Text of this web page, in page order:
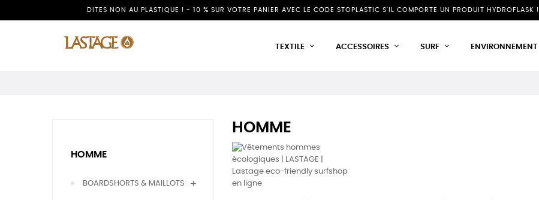
DITES NON AU PLASTIQUE ! - 10 % SUR VOTRE PANIER AVEC LE CODE STOPLASTIC S'IL COMPORTE UN PRODUIT HYDROFLASK !
TEXTILE ACCESSOIRES SURF ENVIRONNEMENT
HOMME
BOARDSHORTS & MAILLOTS
HOMME